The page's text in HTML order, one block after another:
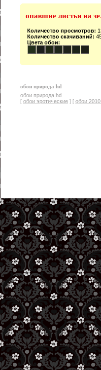
опавшие листья на
Количество просмотров:
Количество скачиваний:
Цвета обои:
обои природа hd
обои природа hd
[ обои эротические ] [ обои